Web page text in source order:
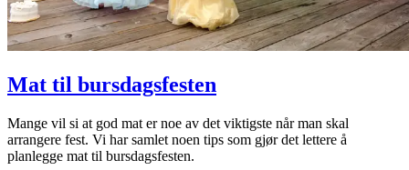
Mat til bursdagsfesten
Mange vil si at god mat er noe av det viktigste når man skal
arrangere fest. Vi har samlet noen tips som gjør det lettere å
planlegge mat til bursdagsfesten.